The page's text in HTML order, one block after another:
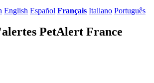
English Español Français Italiano Português
PetAlert France